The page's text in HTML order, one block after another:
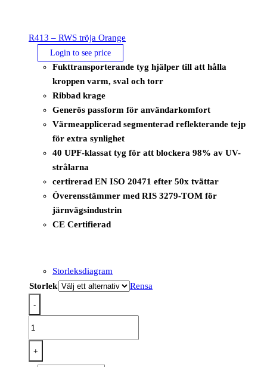
R413 – RWS tröja Orange
Login to see price
Fukttransporterande tyg hjälper till att hålla
kroppen varm, sval och torr
Ribbad krage
Generös passform för användarkomfort
Värmeapplicerad segmenterad reflekterande tejp
för extra synlighet
40 UPF-klassat tyg för att blockera 98% av UV-
strålarna
certirerad EN ISO 20471 efter 50x tvättar
Överensstämmer med RIS 3279-TOM för
järnvägsindustrin
CE Certifierad
Storleksdiagram
Storlek
Rensa
-
RWS
tröja
+